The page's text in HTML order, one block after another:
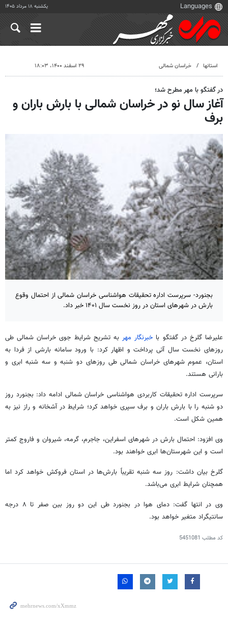
یکشنبه ۱۸ مرداد ۱۴۰۵
استانها خراسان شمالی ۲۹ اسفند ۱۴۰۰، ۱۸:۰۳
در گفتگو با مهر مطرح شد؛
آغاز سال نو در خراسان شمالی با بارش باران و
برف
بجنورد- سرپرست اداره تحقیقات هواشناسی خراسان شمالی از احتمال وقوع
بارش در شهرهای استان در روز نخست سال ۱۴۰۱ خبر داد.
علیرضا گلرخ در گفتگو با خبرنگار مهر به تشریح شرایط جوی خراسان شمالی طی
روزهای نخست سال آتی پرداخت و اظهار کرد: با ورود سامانه بارشی از فردا به
استان، عموم شهرهای خراسان شمالی طی روزهای دو شنبه و سه شنبه ابری و
بارانی هستند.
سرپرست اداره تحقیقات کاربردی هواشناسی خراسان شمالی ادامه داد: بجنورد روز
دو شنبه را با بارش باران و برف سپری خواهد کرد؛ شرایط در آشخانه و راز نیز به
همین شکل است.
وی افزود: احتمال بارش در شهرهای اسفراین، جاجرم، گرمه، شیروان و فاروج کمتر
است و این شهرستان‌ها ابری خواهند بود.
گلرخ بیان داشت: روز سه شنبه تقریباً بارش‌ها در استان فروکش خواهد کرد اما
همچنان شرایط ابری می‌باشد.
وی در انتها گفت: دمای هوا در بجنورد طی این دو روز بین صفر تا ۸ درجه
سانتیگراد متغیر خواهد بود.
کد مطلب 5451081